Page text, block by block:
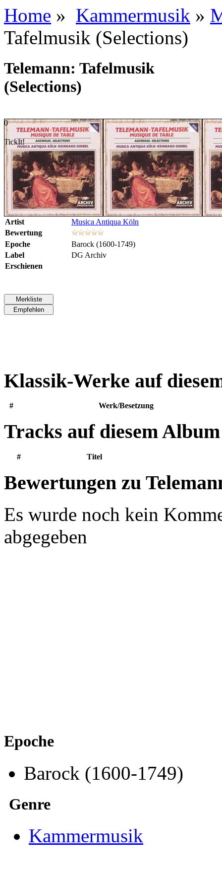
Home » Kammermusik »
Tafelmusik (Selections)
Telemann: Tafelmusik
(Selections)
0
TickIt!
Artist
Musica Antiqua Köln
Bewertung
Epoche
Barock (1600-1749)
Label
DG Archiv
Erschienen
Klassik-Werke auf
# Werk/Besetzung
Tracks auf diesem Album
# Titel
Bewertungen zu
Es wurde noch kein
abgegeben
Epoche
Barock (1600-1749)
Genre
Kammermusik